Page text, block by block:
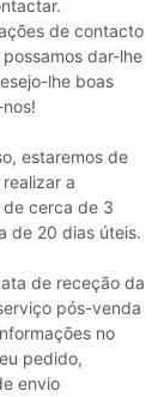
de contacto
dar-lhe
lhe boas
estaremos de
a
cerca de 3
de 20 dias úteis.
de receção da
pós-venda
no
pedido,
envio